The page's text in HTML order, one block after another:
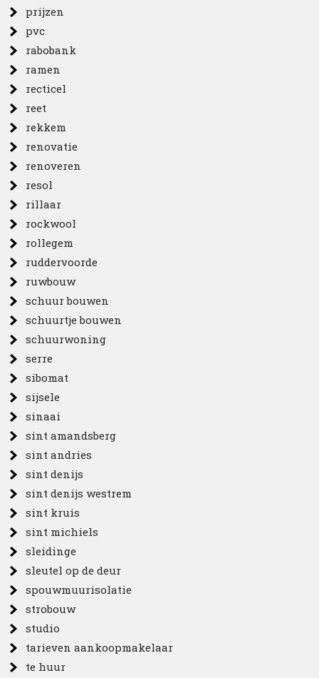
prijzen
pvc
rabobank
ramen
recticel
reet
rekkem
renovatie
renoveren
resol
rillaar
rockwool
rollegem
ruddervoorde
ruwbouw
schuur bouwen
schuurtje bouwen
schuurwoning
serre
sibomat
sijsele
sinaai
sint amandsberg
sint andries
sint denijs
sint denijs westrem
sint kruis
sint michiels
sleidinge
sleutel op de deur
spouwmuurisolatie
strobouw
studio
tarieven aankoopmakelaar
te huur